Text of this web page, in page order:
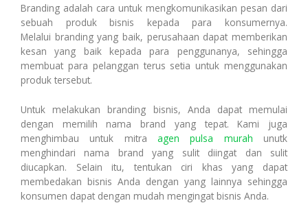
Branding adalah cara untuk mengkomunikasikan pesan dari
sebuah produk bisnis kepada para konsumernya.
Melalui branding yang baik, perusahaan dapat memberikan
kesan yang baik kepada para penggunanya, sehingga
membuat para pelanggan terus setia untuk menggunakan
produk tersebut.
Untuk melakukan branding bisnis, Anda dapat memulai
dengan memilih nama brand yang tepat. Kami juga
menghimbau untuk mitra agen pulsa murah unutk
menghindari nama brand yang sulit diingat dan sulit
diucapkan. Selain itu, tentukan ciri khas yang dapat
membedakan bisnis Anda dengan yang lainnya sehingga
konsumen dapat dengan mudah mengingat bisnis Anda.